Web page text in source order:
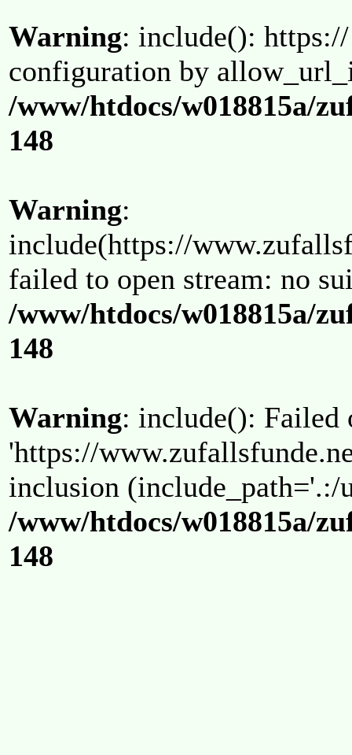
Warning: include():
configuration by
/www/htdocs/w018815a/
148
Warning:
include(https://
failed to open stream: no
/www/htdocs/w018815a/
148
Warning: include(): Failed
'https://
inclusion (include_path='.:/
/www/htdocs/w018815a/
148